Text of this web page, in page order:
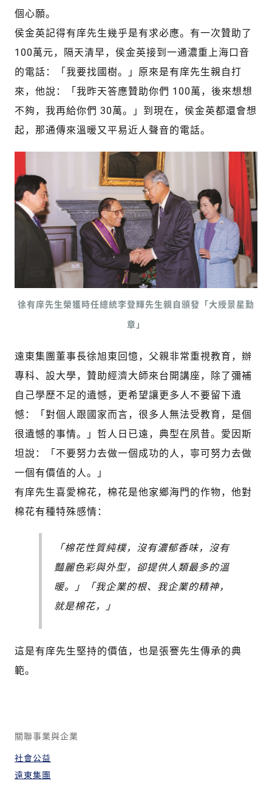
個心願。
侯金英記得有庠先生幾乎是有求必應。有一次贊助了
100萬元，隔天清早，侯金英接到一通濃重上海口音
的電話：「我要找國樹。」原來是有庠先生親自打
來，他說：「我昨天答應贊助你們 100萬，後來想想
不夠，我再給你們 30萬。」到現在，侯金英都還會想
起，那通傳來溫暖又平易近人聲音的電話。
徐有庠先生榮獲時任總統李登輝先生親自頒發「大綬景星勳
章」
遠東集團董事長徐旭東回憶，父親非常重視教育，辦
專科、設大學，贊助經濟大師來台開講座，除了彌補
自己學歷不足的遺憾，更希望讓更多人不要留下遺
憾：「對個人跟國家而言，很多人無法受教育，是個
很遺憾的事情。」哲人日已遠，典型在夙昔。愛因斯
坦說：「不要努力去做一個成功的人，寧可努力去做
一個有價值的人。」
有庠先生喜愛棉花，棉花是他家鄉海門的作物，他對
棉花有種特殊感情：
「棉花性質純樸，沒有濃郁香味，沒有
豔麗色彩與外型，卻提供人類最多的溫
暖。」「我企業的根、我企業的精神，
就是棉花，」
這是有庠先生堅持的價值，也是張謇先生傳承的典
範。
關聯事業與企業
社會公益
遠東集團